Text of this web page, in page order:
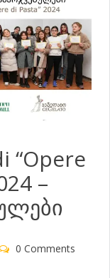
“Opere
–
0 Comments